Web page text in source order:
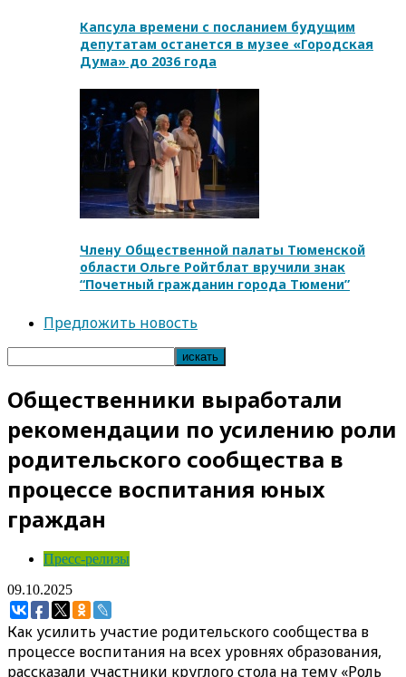
Капсула времени с посланием будущим
депутатам останется в музее «Городская
Дума» до 2036 года
Члену Общественной палаты Тюменской
области Ольге Ройтблат вручили знак
“Почетный гражданин города Тюмени”
Предложить новость
Общественники выработали
рекомендации по усилению роли
родительского сообщества в
процессе воспитания юных
граждан
Пресс-релизы
09.10.2025
Как усилить участие родительского сообщества в
процессе воспитания на всех уровнях образования,
рассказали участники круглого стола на тему «Роль